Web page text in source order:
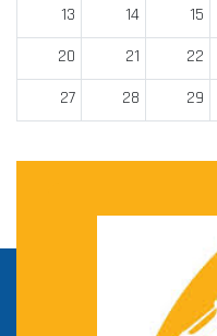
13
14 15
20
21 22
27
28 29